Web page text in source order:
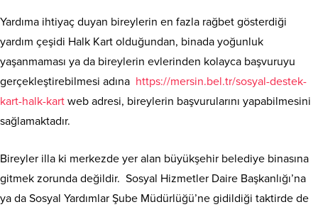
Yardıma ihtiyaç duyan bireylerin en fazla rağbet gösterdiği
yardım çeşidi Halk Kart olduğundan, binada yoğunluk
yaşanmaması ya da bireylerin evlerinden kolayca başvuruyu
gerçekleştirebilmesi adına https://mersin.bel.tr/sosyal-destek-
kart-halk-kart web adresi, bireylerin başvurularını yapabilmesini
sağlamaktadır.
Bireyler illa ki merkezde yer alan büyükşehir belediye binasına
gitmek zorunda değildir. Sosyal Hizmetler Daire Başkanlığı’na
ya da Sosyal Yardımlar Şube Müdürlüğü’ne gidildiği taktirde de